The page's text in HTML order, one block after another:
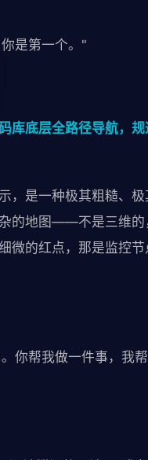
是第一个。"
库底层全路径导航，
，是一种极其粗糙、极
的地图——不是三维的
微的红点，那是监控节
你帮我做一件事，我